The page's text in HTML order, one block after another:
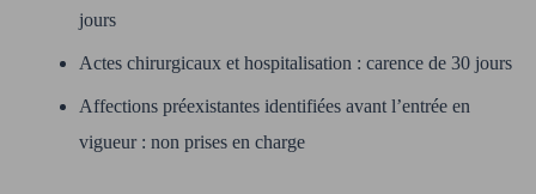
jours
Actes chirurgicaux et hospitalisation : carence de 30 jours
Affections préexistantes identifiées avant l’entrée en
vigueur : non prises en charge